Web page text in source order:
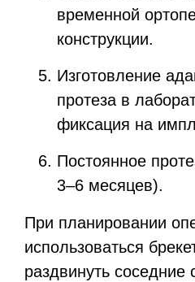
временной
конструкции.
Изготовление
протеза в
фиксация на
Постоянное
3–6 месяцев).
При планировании
использоваться
раздвинуть соседние